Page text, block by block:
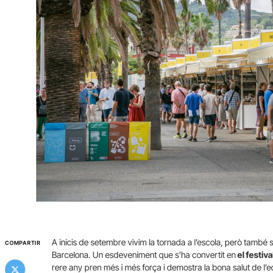
COMPARTIR
A inicis de setembre vivim la tornada a l’escola, però també
Barcelona. Un esdeveniment que s’ha convertit enel
rere any pren més i més força i demostra la bona salut de